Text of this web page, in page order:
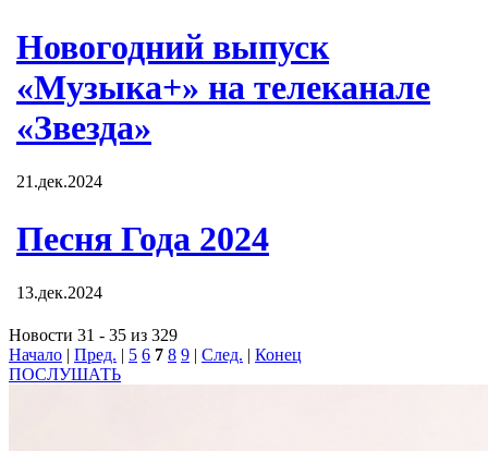
Новогодний выпуск
«Музыка+» на телеканале
«Звезда»
21.дек.2024
Песня Года 2024
13.дек.2024
Новости 31 - 35 из 329
Начало | Пред. | 5 6 7 8 9 | След. | Конец
ПОСЛУШАТЬ